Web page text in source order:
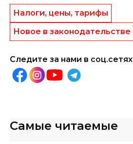
Налоги, цены, тарифы
Новое в законодательстве
Следите за нами в соц.сетях
Самые читаемые